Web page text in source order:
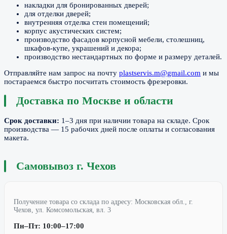
накладки для бронированных дверей;
для отделки дверей;
внутренняя отделка стен помещений;
корпус акустических систем;
производство фасадов корпусной мебели, столешниц,
шкафов-купе, украшений и декора;
производство нестандартных по форме и размеру деталей.
Отправляйте нам запрос на почту plastservis.m@gmail.com и мы
постараемся быстро посчитать стоимость фрезеровки.
Доставка по Москве и области
Срок доставки: 1–3 дня при наличии товара на складе. Срок
производства — 15 рабочих дней после оплаты и согласования
макета.
Самовывоз г. Чехов
Получение товара со склада по адресу: Московская обл., г.
Чехов, ул. Комсомольская, вл. 3
Пн–Пт: 10:00–17:00